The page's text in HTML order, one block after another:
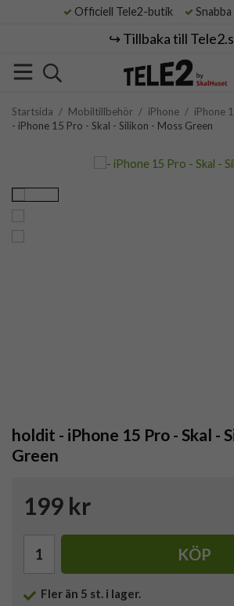
Officiell Tele2-butik
↪️ Tillbaka till
Startsida / Mobiltillbehör / iPhone / iPhone
- iPhone 15 Pro - Skal - Silikon - Moss Green
holdit - iPhone 15 Pro - Skal -
Green
199 kr
KÖP
Fler än 5 st. i lager.